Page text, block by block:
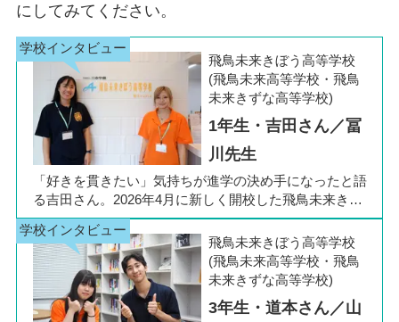
にしてみてください。
飛鳥未来きぼう高等学校
(飛鳥未来高等学校・飛鳥
未来きずな高等学校)
1年生・吉田さん／冨
川先生
「好きを貫きたい」気持ちが進学の決め手になったと語
る吉田さん。2026年4月に新しく開校した飛鳥未来きぼ
う高等学校 柏キャンパスの1年生です。彼女は中学3年
生の公立入試直前に「自分らしく過ごしながら夢に近づ
ける環境を選びたい」と思い、進路変更を決意しまし
た。今回は吉田さん、同キャンパスの冨川先生に、通信
制高校の学校生活の様子や雰囲気、行事について語って
いただきました。お互いの話からは、日々の何気ない会
飛鳥未来きぼう高等学校
(飛鳥未来高等学校・飛鳥
未来きずな高等学校)
3年生・道本さん／山